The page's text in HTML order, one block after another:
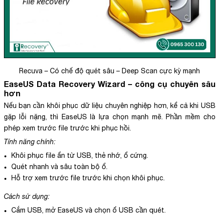
Recuva – Có chế độ quét sâu – Deep Scan cực kỳ mạnh
EaseUS Data Recovery Wizard – công cụ chuyên sâu
hơn
Nếu bạn cần khôi phục dữ liệu chuyên nghiệp hơn, kể cả khi USB
gặp lỗi nặng, thì EaseUS là lựa chọn mạnh mẽ. Phần mềm cho
phép xem trước file trước khi phục hồi.
Tính năng chính:
Khôi phục file ẩn từ USB, thẻ nhớ, ổ cứng.
Quét nhanh và sâu toàn bộ ổ.
Hỗ trợ xem trước file trước khi chọn khôi phục.
Cách sử dụng:
Cắm USB, mở EaseUS và chọn ổ USB cần quét.